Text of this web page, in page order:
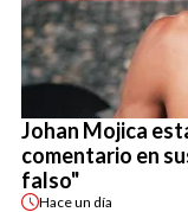
Johan Mojica
comentario en
falso"
Haceun día